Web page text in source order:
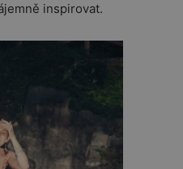
inspirovat.